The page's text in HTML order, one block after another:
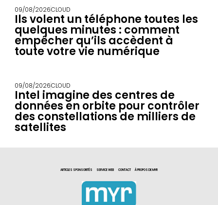
09/08/2026CLOUD
Ils volent un téléphone toutes les
quelques minutes : comment
empêcher qu’ils accèdent à
toute votre vie numérique
09/08/2026CLOUD
Intel imagine des centres de
données en orbite pour contrôler
des constellations de milliers de
satellites
ARTICLES SPONSORITÉS SERVICE WEB CONTACT À PROPOS DE MYR